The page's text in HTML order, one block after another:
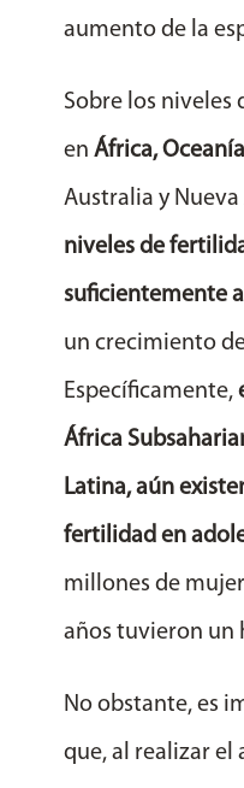
aumento de la
Sobre los niveles
enÁfrica, Oceanía
Australia y
niveles de
suficientemente
un crecimiento
Específicamente,
África
Latina, aún
fertilidad en
millones de
años tuvieron un
No obstante, es
que, al realizar el